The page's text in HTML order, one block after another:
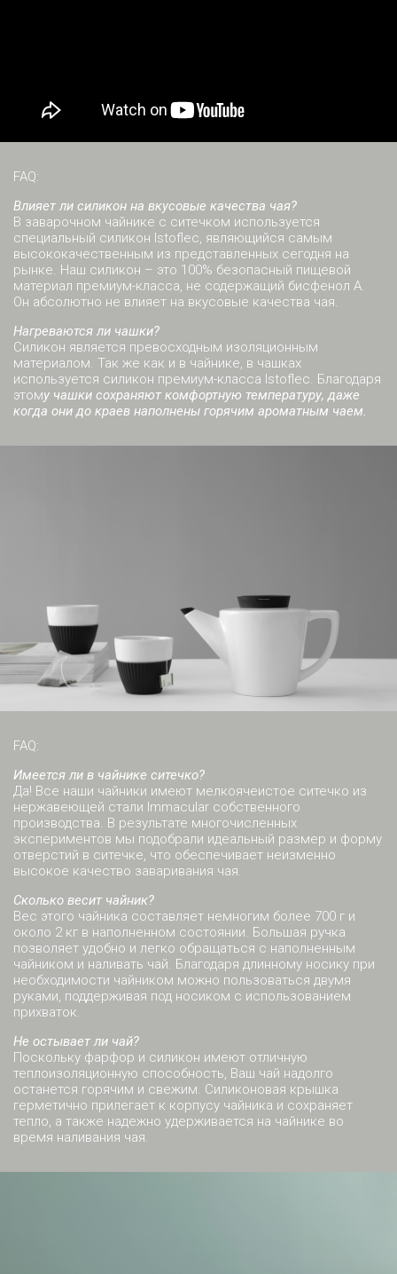
FAQ:
Влияет ли силикон на вкусовые качества чая?
В заварочном чайнике с ситечком используется
специальный силикон Istoflec, являющийся самым
высококачественным из представленных сегодня на
рынке. Наш силикон – это 100% безопасный пищевой
материал премиум-класса, не содержащий бисфенол А.
Он абсолютно не влияет на вкусовые качества чая.
Нагреваются ли чашки?
Силикон является превосходным изоляционным
материалом. Так же как и в чайнике, в чашках
используется силикон премиум-класса Istoflec. Благодаря
этому чашки сохраняют комфортную температуру, даже
когда они до краев наполнены горячим ароматным чаем.
FAQ:
Имеется ли в чайнике ситечко?
Да! Все наши чайники имеют мелкоячеистое ситечко из
нержавеющей стали Immacular собственного
производства. В результате многочисленных
экспериментов мы подобрали идеальный размер и форму
отверстий в ситечке, что обеспечивает неизменно
высокое качество заваривания чая.
Сколько весит чайник?
Вес этого чайника составляет немногим более 700 г и
около 2 кг в наполненном состоянии. Большая ручка
позволяет удобно и легко обращаться с наполненным
чайником и наливать чай. Благодаря длинному носику при
необходимости чайником можно пользоваться двумя
руками, поддерживая под носиком с использованием
прихваток.
Не остывает ли чай?
Поскольку фарфор и силикон имеют отличную
теплоизоляционную способность, Ваш чай надолго
останется горячим и свежим. Силиконовая крышка
герметично прилегает к корпусу чайника и сохраняет
тепло, а также надежно удерживается на чайнике во
время наливания чая.